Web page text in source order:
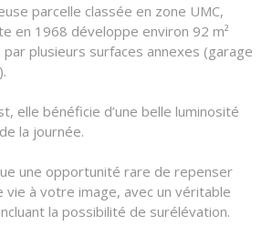
parcelle classée en zone UMC,
en 1968 développe environ 92 m²
plusieurs surfaces annexes (garage
elle bénéficie d’une belle luminosité
la journée.
une opportunité rare de repenser
vie à votre image, avec un véritable
la possibilité de surélévation.